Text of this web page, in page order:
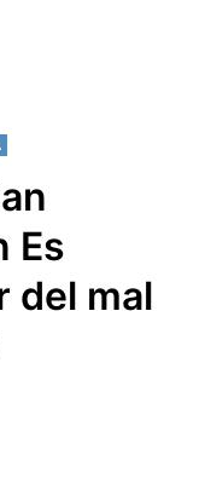
Es
del mal